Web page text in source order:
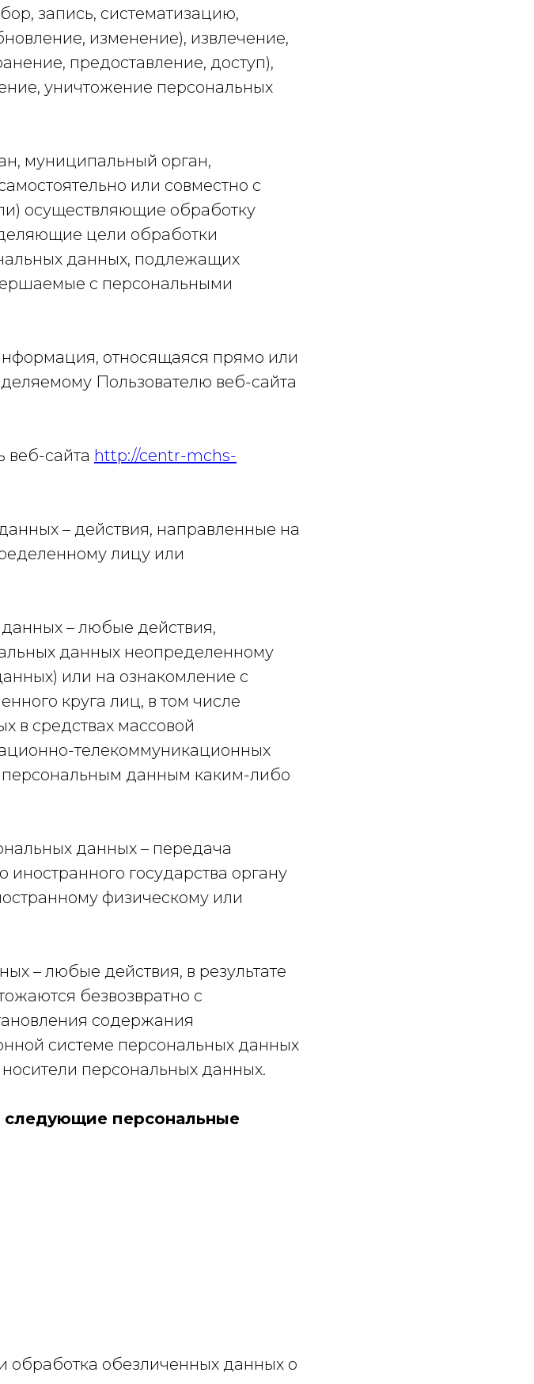
запись, систематизацию,
изменение), извлечение,
предоставление, доступ),
уничтожение персональных
муниципальный орган,
или совместно с
осуществляющие обработку
цели обработки
данных, подлежащих
с персональными
относящаяся прямо или
Пользователю веб-сайта
веб-сайта http://centr-mchs-
– действия, направленные на
лицу или
– любые действия,
данных неопределенному
или на ознакомление с
круга лиц, в том числе
в средствах массовой
телекоммуникационных
персональным данным каким-либо
данных – передача
государства органу
физическому или
– любые действия, в результате
безвозвратно с
содержания
системе персональных данных
персональных данных.
персональные
обработка обезличенных данных о